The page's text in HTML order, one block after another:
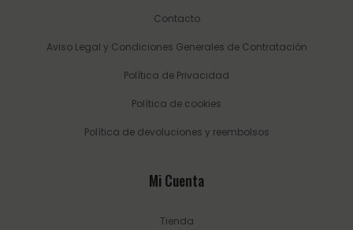
Contacto
Aviso Legal y Condiciones Generales de Contratación
Política de Privacidad
Política de cookies
Política de devoluciones y reembolsos
Mi Cuenta
Tienda